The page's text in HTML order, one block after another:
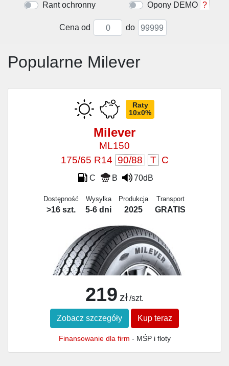
Rant ochronny Opony DEMO ?
Cena od do
Popularne Milever
Raty
10x0%
Milever
ML150
175/65 R14 90/88 T C
C B 70dB
Dostępność
>16 szt.
Wysyłka
5-6 dni
Produkcja
2025
Transport
GRATIS
219 zł /szt.
Zobacz szczegóły Kup teraz
Finansowanie dla firm - MŚP i floty